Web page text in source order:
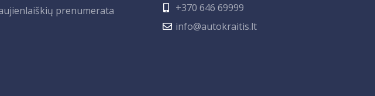
prenumerata
+370 646 69999
info@autokraitis.lt